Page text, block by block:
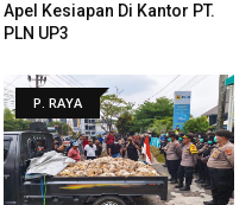
Apel Kesiapan Di Kantor PT.
PLN UP3
P. RAYA